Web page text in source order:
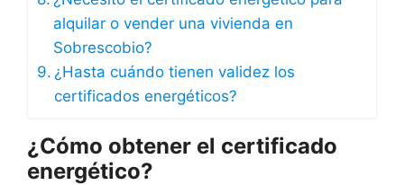
alquilar o vender una vivienda en
Sobrescobio?
¿Hasta cuándo tienen validez los
certificados energéticos?
¿Cómo obtener el certificado
energético?